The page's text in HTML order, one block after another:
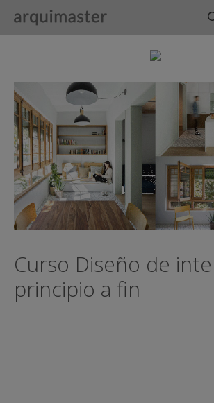
Curso Diseño de
principio a fin